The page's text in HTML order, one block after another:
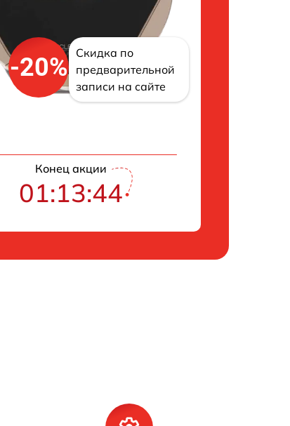
-20%
Скидка по
предварительной
записи на сайте
Конец акции
01:13:43